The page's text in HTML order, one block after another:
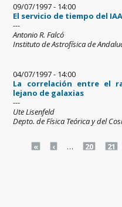
09/07/1997 - 14:00
El servicio de tiempo del IAA
---
Antonio R. Falcó
Instituto de Astrofísica de
04/07/1997 - 14:00
La correlación entre el
lejano de galaxias
---
Ute Lisenfeld
Depto. de Física Teórica y del
Pages
« ‹ … 20 21